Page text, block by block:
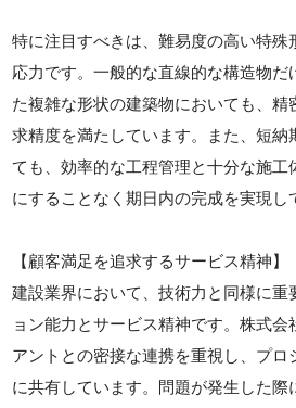
特に注目すべきは、難易度の高い特殊
応力です。一般的な直線的な構造物だ
た複雑な形状の建築物においても、精
求精度を満たしています。また、短納
ても、効率的な工程管理と十分な施工
にすることなく期日内の完成を実現し
【顧客満足を追求するサービス精神】
建設業界において、技術力と同様に重
ョン能力とサービス精神です。株式会
アントとの密接な連携を重視し、プロ
に共有しています。問題が発生した際